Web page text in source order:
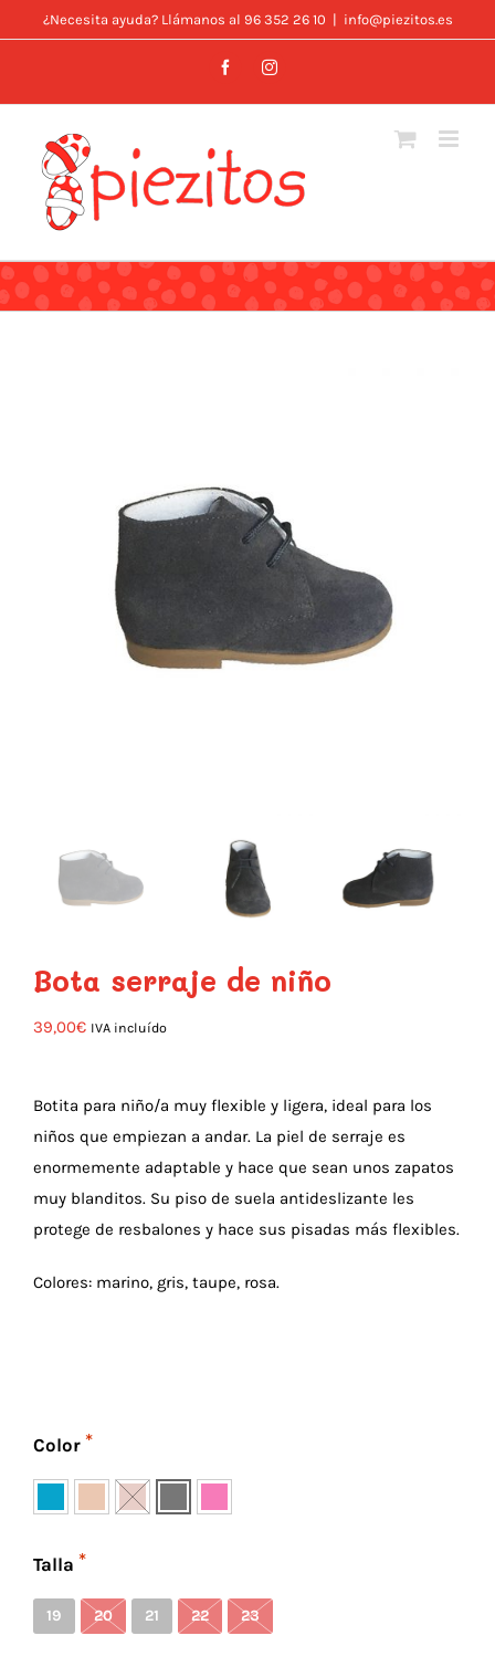
to
¿Necesita ayuda? Llámanos al 96 352 26 10 | info@piezitos.es
FacebookInstagram
Bota serraje de niño
39,00€ IVA incluído
Botita para niño/a muy flexible y ligera, ideal para los
niños que empiezan a andar. La piel de serraje es
enormemente adaptable y hace que sean unos zapatos
muy blanditos. Su piso de suela antideslizante les
protege de resbalones y hace sus pisadas más flexibles.
Colores: marino, gris, taupe, rosa.
Color
Talla
19 20 21 22 23